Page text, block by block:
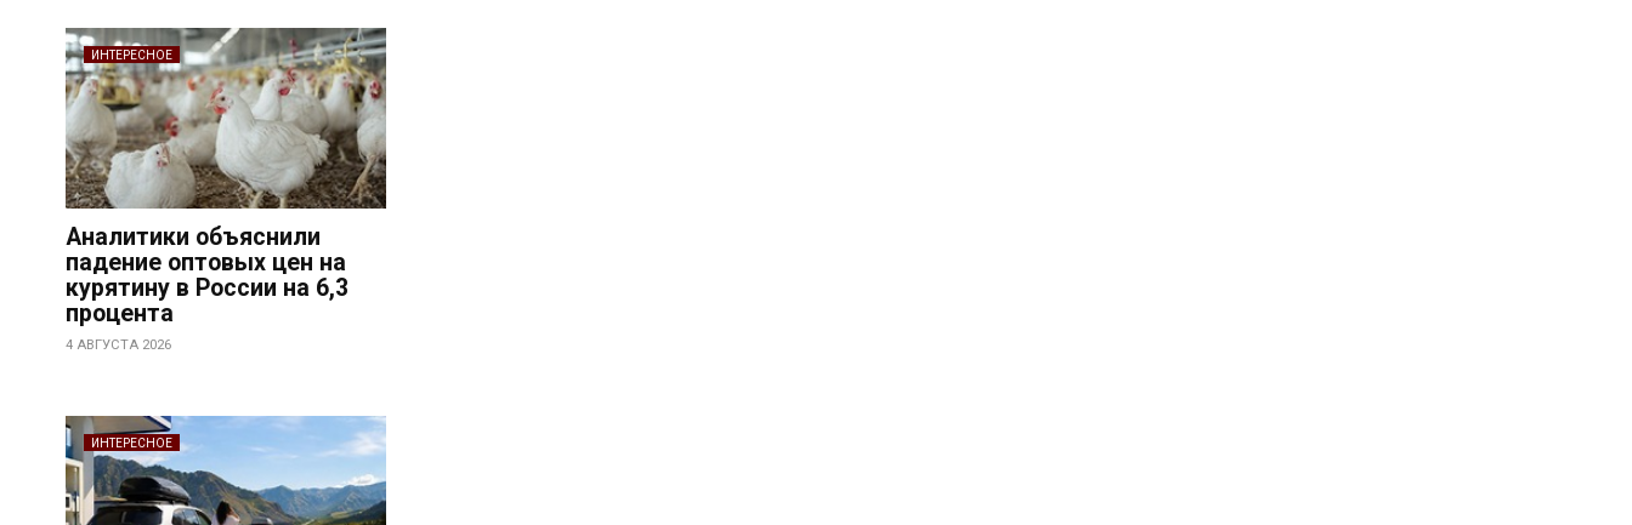
ИНТЕРЕСНОЕ
Аналитики объяснили
падение оптовых цен на
курятину в России на 6,3
процента
4 АВГУСТА 2026
ИНТЕРЕСНОЕ